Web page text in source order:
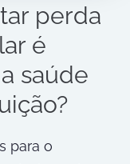
perda
é
saúde
para o